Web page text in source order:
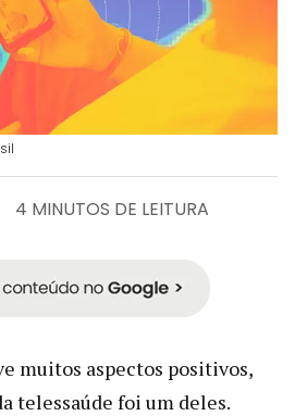
4 MINUTOS DE LEITURA
muitos aspectos positivos,
telessaúde foi um deles.